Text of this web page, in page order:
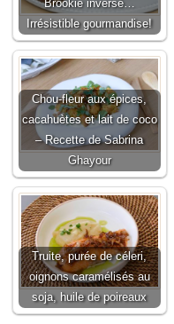
Brookie inversé…
Irrésistible gourmandise!
Chou-fleur aux épices,
cacahuètes et lait de coco
– Recette de Sabrina
Ghayour
Truite, purée de céleri,
oignons caramélisés au
soja, huile de poireaux